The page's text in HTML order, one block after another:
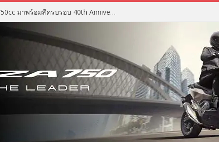
2027 Suzuki GSX-R750 สปอร์ต 750cc มาพร้อมสีครบรอบ 40th Anniversary